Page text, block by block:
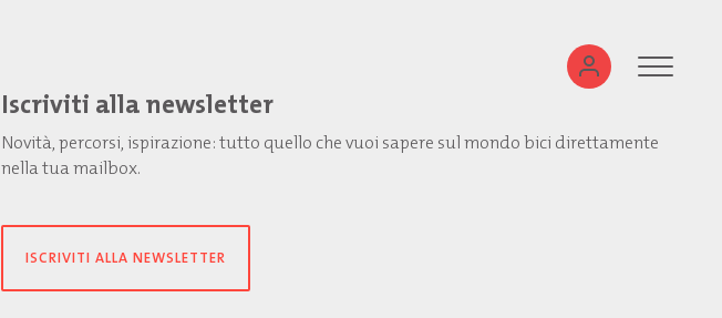
Iscriviti alla newsletter
Novità, percorsi, ispirazione: tutto quello che vuoi sapere sul mondo bici direttamente
nella tua mailbox.
ISCRIVITI ALLA NEWSLETTER